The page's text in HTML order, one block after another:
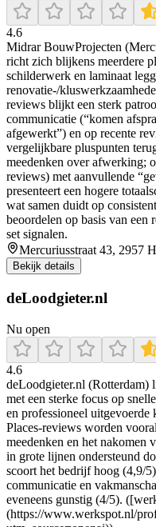
4.6
Midrar BouwProjecten
richt zich blijkens meerdere
schilderwerk en laminaat
renovatie-/
reviews blijkt een sterk
communicatie (“komen
afgewerkt”) en op recente
vergelijkbare pluspunten
meedenken over afwerking;
reviews) met aanvullende
presenteert een hogere
wat samen duidt op
beoordelen op basis van een
set signalen.
Mercuriusstraat 43, 2957
Bekijk details
deLoodgieter.nl
Nu open
4.6
deLoodgieter.nl (Rotterdam)
met een sterke focus op
en professioneel uitgevoerde
Places-reviews worden
meedenken en het nakomen
in grote lijnen ondersteund
scoort het bedrijf hoog (4,9/
communicatie en
eveneens gunstig (4/5).
(https://www.werkspot.nl/